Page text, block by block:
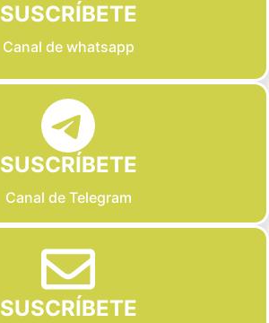
SUSCRÍBETE
Canal de whatsapp
SUSCRÍBETE
Canal de Telegram
SUSCRÍBETE